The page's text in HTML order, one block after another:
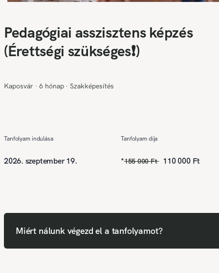
Pedagógiai asszisztens képzés
(Érettségi szükséges❗)
Kaposvár ∙ 6 hónap ∙ Szakképesítés
Tanfolyam indulása
2026. szeptember 19.
Tanfolyam díja
*155 000 Ft 110 000 Ft
Miért nálunk végezd el a tanfolyamot?